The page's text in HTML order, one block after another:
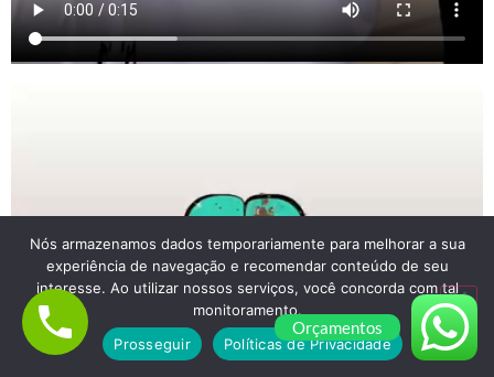
Orçamentos
Nós armazenamos dados temporariamente para melhorar a sua
experiência de navegação e recomendar conteúdo de seu
interesse. Ao utilizar nossos serviços, você concorda com tal
monitoramento.
Prosseguir
Políticas de Privacidade